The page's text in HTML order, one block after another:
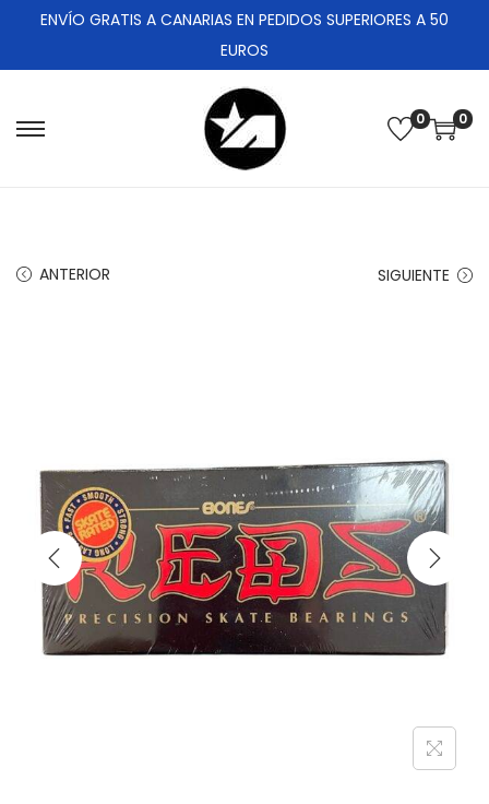
ENVÍO GRATIS A CANARIAS EN PEDIDOS SUPERIORES A 50
EUROS
0 0
ANTERIOR SIGUIENTE